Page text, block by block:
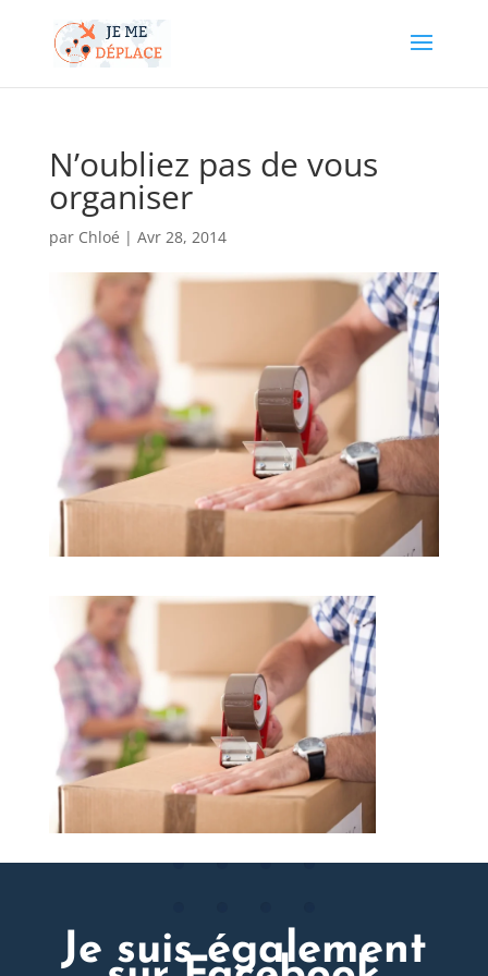
N’oubliez pas de vous
organiser
par Chloé | Avr 28, 2014
Je suis également